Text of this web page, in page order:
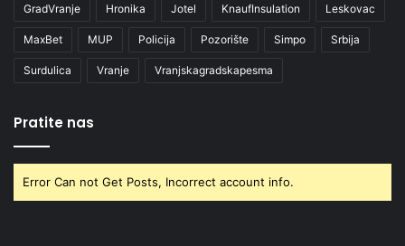
GradVranje Hronika Jotel KnaufInsulation Leskovac
MaxBet MUP Policija Pozorište Simpo Srbija
Surdulica Vranje Vranjskagradskapesma
Pratite nas
Error Can not Get Posts, Incorrect account info.